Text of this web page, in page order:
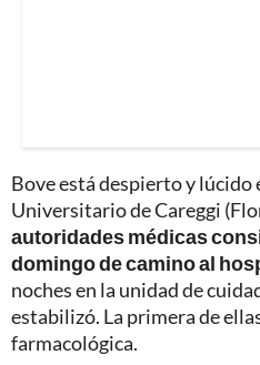
Bove está despierto y lúcido
Universitario de Careggi
autoridades médicas
domingo de camino al
noches en la unidad de
estabilizó. La primera de
farmacológica.